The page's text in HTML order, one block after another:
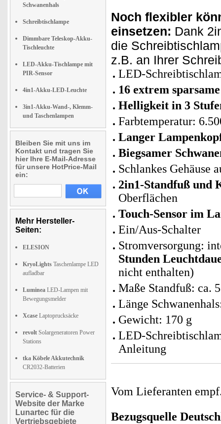
Schwanenhals
Schreibtischlampe
Dimmbare Teleskop-Akku-
Tischleuchte
LED-Akku-Tischlampe mit
PIR-Sensor
4in1-Akku-LED-Leuchte
3in1-Akku-Wand-, Klemm-
und Taschenlampen
Bleiben Sie mit uns im
Kontakt und tragen Sie
hier Ihre E-Mail-Adresse
für unsere HotPrice-Mail
ein:
Mehr Hersteller-
Seiten:
ELESION
KryoLights Taschenlampe LED
aufladbar
Luminea LED-Lampen mit
Bewegungsmelder
Xcase Laptoprucksäcke
revolt Solargeneratoren Power
Stations
tka Köbele Akkutechnik
CR2032-Batterien
Service- & Support-
Website der Marke
Lunartec für die
Vertriebsgebiete
Noch flexibler
einsetzen: Dank
die
z.B. an Ihrer
LED-
16 extrem
Helligkeit in 3
Farbtemperatur:
Langer
Biegsamer
Schlankes Gehäuse
2in1-Standfuß und
Oberflächen
Touch-Sensor im
Ein/Aus-Schalter
Stromversorgung:
Stunden
nicht enthalten)
Maße Standfuß: ca.
Länge
Gewicht: 170 g
LED-
Anleitung
Vom Lieferanten
Bezugsquelle